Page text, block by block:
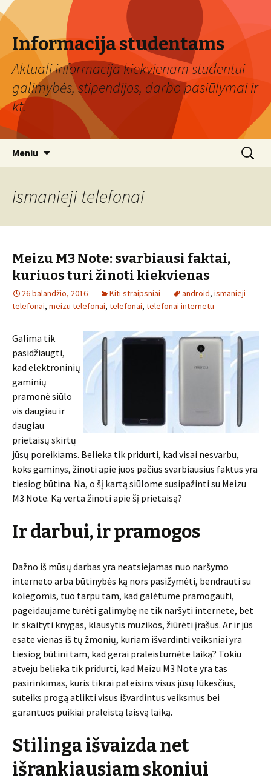
Informacija studentams
Aktuali informacija kiekvienam studentui –
galimybės, stipendijos, darbo pasiūlymai ir
kt.
Meniu Ieškoti:
ismanieji telefonai
Meizu M3 Note: svarbiausi faktai,
kuriuos turi žinoti kiekvienas
26 balandžio, 2016 Kiti straipsniai android, ismanieji
telefonai, meizu telefonai, telefonai, telefonai internetu
Galima tik
pasidžiaugti,
kad elektroninių
gaminių
pramonė siūlo
vis daugiau ir
daugiau
prietaisų skirtų
jūsų poreikiams. Belieka tik pridurti, kad visai nesvarbu,
koks gaminys, žinoti apie juos pačius svarbiausius faktus yra
tiesiog būtina. Na, o šį kartą siūlome susipažinti su Meizu
M3 Note. Ką verta žinoti apie šį prietaisą?
Ir darbui, ir pramogos
Dažno iš mūsų darbas yra neatsiejamas nuo naršymo
interneto arba būtinybės ką nors pasižymėti, bendrauti su
kolegomis, tuo tarpu tam, kad galėtume pramogauti,
pageidaujame turėti galimybę ne tik naršyti internete, bet
ir: skaityti knygas, klausytis muzikos, žiūrėti įrašus. Ar ir jūs
esate vienas iš tų žmonių, kuriam išvardinti veiksniai yra
tiesiog būtini tam, kad gerai praleistumėte laiką? Tokiu
atveju belieka tik pridurti, kad Meizu M3 Note yra tas
pasirinkimas, kuris tikrai pateisins visus jūsų lūkesčius,
suteiks progą atlikti visus išvardintus veiksmus bei
garantuos puikiai praleistą laisvą laiką.
Stilinga išvaizda net
išrankiausiam skoniui